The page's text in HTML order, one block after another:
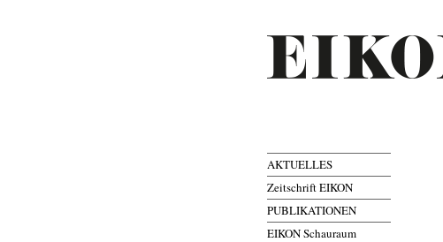
AKTUELLES
Zeitschrift EIKON
PUBLIKATIONEN
EIKON Schauraum